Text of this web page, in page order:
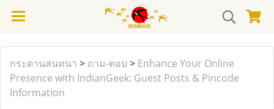
กระดานสนทนา > ถาม-ตอบ > Enhance Your Online
Presence with IndianGeek: Guest Posts & Pincode
Information